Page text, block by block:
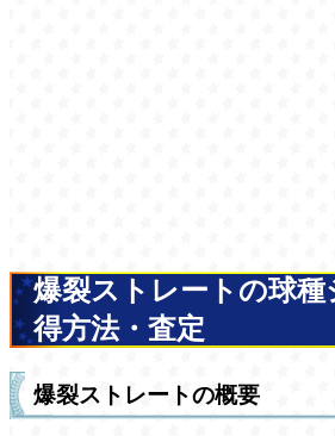
爆裂ストレートの球種
得方法・査定
爆裂ストレートの概要